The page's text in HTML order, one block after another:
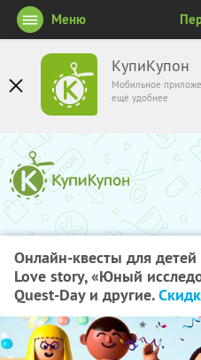
КупиКупон
Мобильное
ещё удобнее
Меню
Онлайн-квесты для детей
Love story, «Юный
Quest-Day и другие.